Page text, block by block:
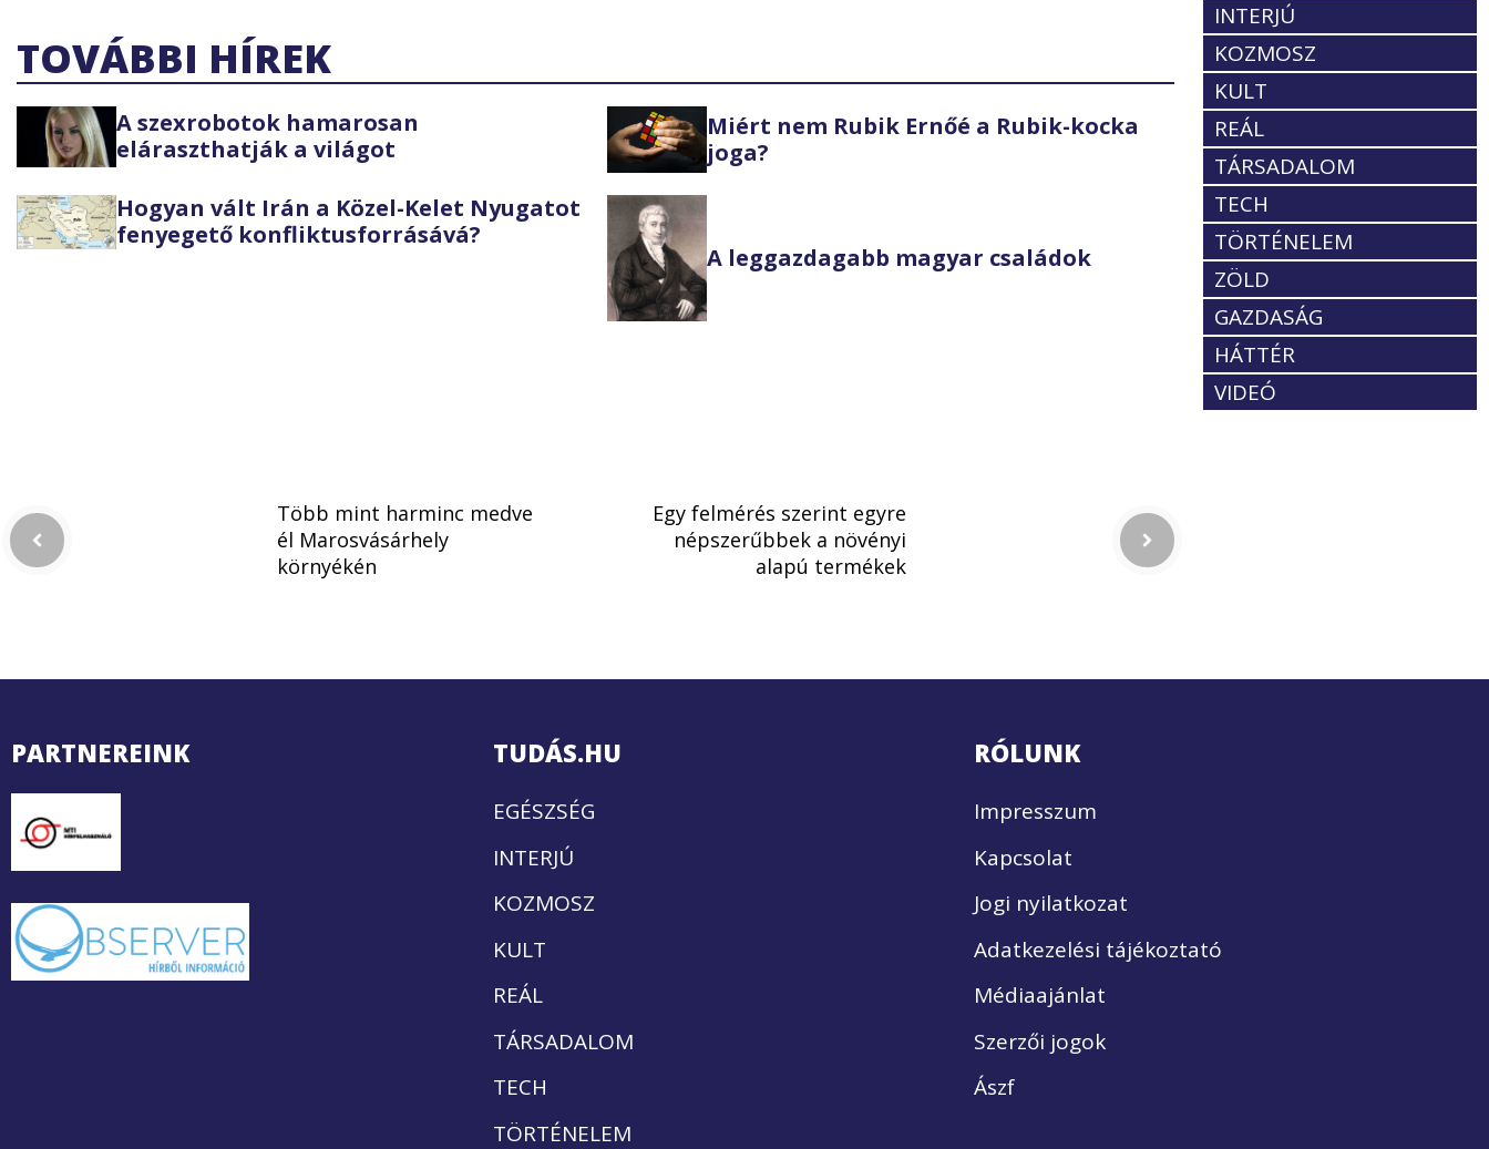
TOVÁBBI HÍREK
A szexrobotok hamarosan
eláraszthatják a világot
Miért nem Rubik Ernőé a Rubik-kocka
joga?
Hogyan vált Irán a Közel-Kelet Nyugatot
fenyegető konfliktusforrásává?
A leggazdagabb magyar családok
INTERJÚ
KOZMOSZ
KULT
REÁL
TÁRSADALOM
TECH
TÖRTÉNELEM
ZÖLD
GAZDASÁG
HÁTTÉR
VIDEÓ
Több mint harminc medve
él Marosvásárhely
környékén
Egy felmérés szerint egyre
népszerűbbek a növényi
alapú termékek
PARTNEREINK TUDÁS.HU
EGÉSZSÉG
INTERJÚ
KOZMOSZ
KULT
REÁL
TÁRSADALOM
TECH
TÖRTÉNELEM
RÓLUNK
Impresszum
Kapcsolat
Jogi nyilatkozat
Adatkezelési tájékoztató
Médiaajánlat
Szerzői jogok
Ászf